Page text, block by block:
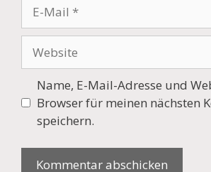
Mail
Name, E-Mail-Adresse und
Browser für meinen nächsten
speichern.